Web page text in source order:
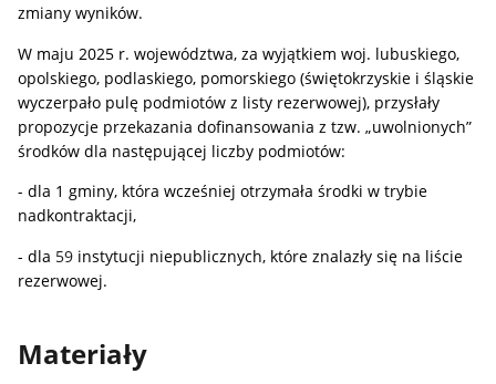
zmiany wyników.
W maju 2025 r. województwa, za wyjątkiem woj. lubuskiego,
opolskiego, podlaskiego, pomorskiego (świętokrzyskie i śląskie
wyczerpało pulę podmiotów z listy rezerwowej), przysłały
propozycje przekazania dofinansowania z tzw. „uwolnionych”
środków dla następującej liczby podmiotów:
- dla 1 gminy, która wcześniej otrzymała środki w trybie
nadkontraktacji,
- dla 59 instytucji niepublicznych, które znalazły się na liście
rezerwowej.
Materiały